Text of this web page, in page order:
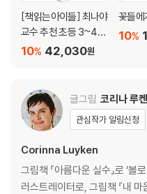
2019년 제25회 황금도깨비상 수
이』가 비룡소에서 출간되었다.
통해 언문을 깨우치고 차별과 관
실’의 이야기를 담은 창작 동화로
이제는 더 이상 편 가르지 않기를,
라며 글을 썼습니다.
[도서] 거짓말주의보 (제2회 한솔
제2회 한솔수북 선생님동화공모
[책읽는아이들] 최나야
교수 추천 초등 3~4학
년 세트42,030원
10%
꽃들에
10%
글그림 코리나 루켄
관심작가 알림신청
Corinna Luyken
그림책 『아름다운 실수』로 ‘볼
러스트레이터로, 그림책 『내 마